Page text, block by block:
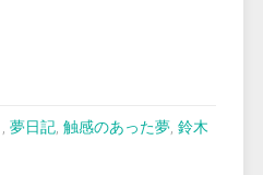
, 夢日記, 触感のあった夢, 鈴木